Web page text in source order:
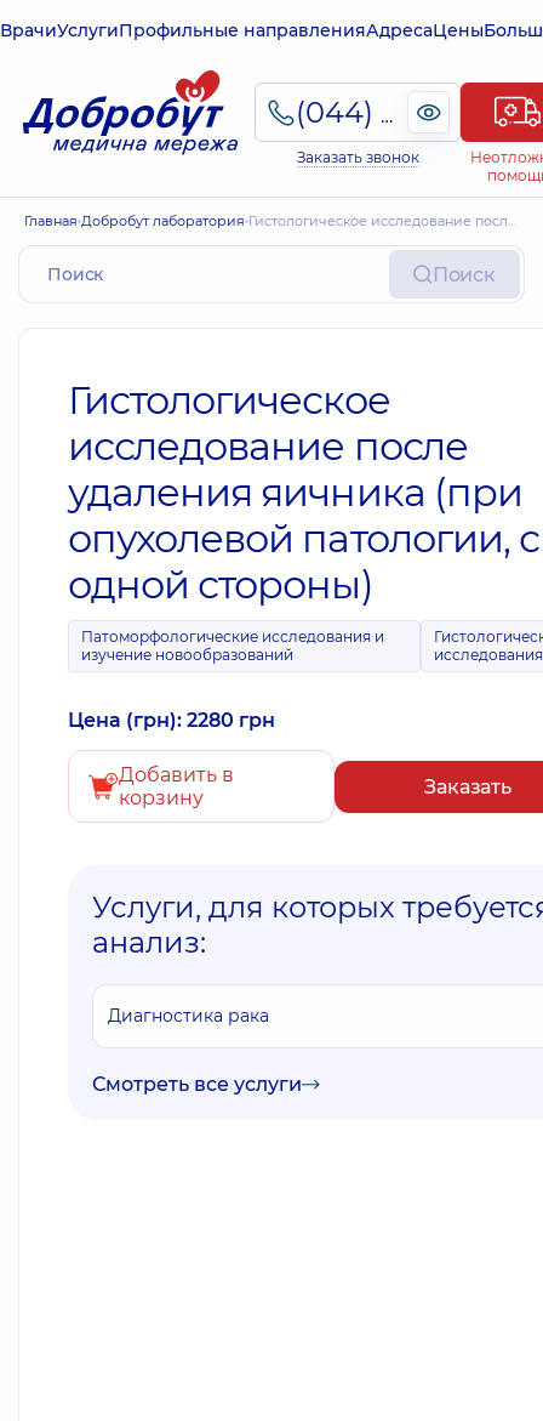
ВрачиУслугиПрофильные направленияАдресаЦены
(044) 495-2-888
Заказать звонок
Главная Добробут лаборатория Гистологическое исследование после удаления яичника (при опухолевой патологии, с одной стороны)
Поиск
Гистологическое
исследование после
удаления яичника (при
опухолевой патологии, с
одной стороны)
Патоморфологические исследования и
изучение новообразований
исследования
Цена (грн): 2280 грн
Добавить в
корзину
Заказать
Услуги, для которых
анализ:
Диагностика рака
Смотреть все услуги